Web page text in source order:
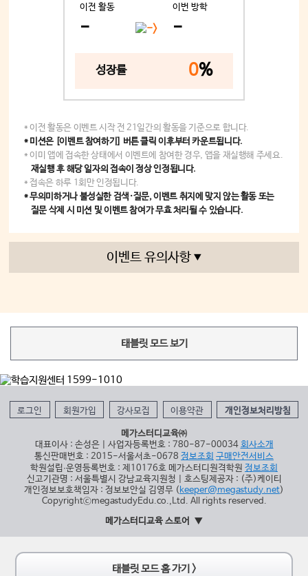
이전 활동
-
이번 방학
-
성장률 0%
* 이전 활동은 이벤트 시작 전 21일간의 활동을 기준으로 합니다.
* 미션은 [이벤트 참여하기] 버튼 클릭 이후부터 카운트됩니다.
* 이미 앱에 접속한 상태에서 이벤트에 참여한 경우, 앱을 재실행해 주세요.
재실행 후 해당 일자의 접속이 정상 인정됩니다.
* 접속은 하루 1회만 인정됩니다.
* 무의미하거나 불성실한 검색·질문, 이벤트 취지에 맞지 않는 활동 또는
질문 삭제 시 미션 및 이벤트 참여가 무효 처리될 수 있습니다.
이벤트 유의사항
태블릿 모드 보기
로그인 회원가입 강사모집 이용약관 개인정보처리방침
메가스터디교육㈜
대표이사 : 손성은 | 사업자등록번호 : 780-87-00034 회사소개
통신판매번호 : 2015-서울서초-0678 정보조회 구매안전서비스
학원설립∙운영등록번호 : 제10176호 메가스터디원격학원 정보조회
신고기관명 : 서울특별시 강남교육지원청 | 호스팅제공자 : (주)케이티
개인정보보호책임자 : 정보보안실 김영무 (keeper@megastudy.net)
CopyrightⓒmegastudyEdu.co.,Ltd. All rights reserved.
메가스터디교육 스토어
태블릿 모드 홈 가기 >